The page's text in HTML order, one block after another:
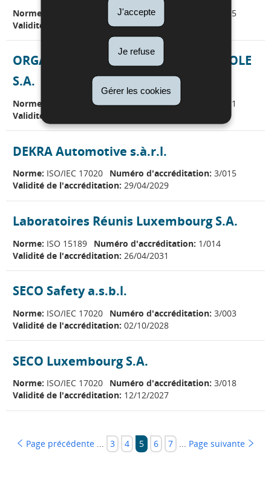
J'accepte
Je refuse
Gérer les cookies
Norme: Numéro d'accréditation:
1/015
Validité de l'accréditation: 07/11/2027
ORGANISATION, GESTION ET CONTROLE
S.A.
Norme: ISO/IEC 17020 Numéro d'accréditation:
3/021
Validité de l'accréditation:
DEKRA Automotive s.à.r.l.
Norme: ISO/IEC 17020 Numéro d'accréditation: 3/015
Validité de l'accréditation: 29/04/2029
Laboratoires Réunis Luxembourg S.A.
Norme: ISO 15189 Numéro d'accréditation: 1/014
Validité de l'accréditation: 26/04/2031
SECO Safety a.s.b.l.
Norme: ISO/IEC 17020 Numéro d'accréditation: 3/003
Validité de l'accréditation: 02/10/2028
SECO Luxembourg S.A.
Norme: ISO/IEC 17020 Numéro d'accréditation: 3/018
Validité de l'accréditation: 12/12/2027
Page précédente ... Page
3 Page
4 Page
5 Page
6 Page
7 ... Page suivante